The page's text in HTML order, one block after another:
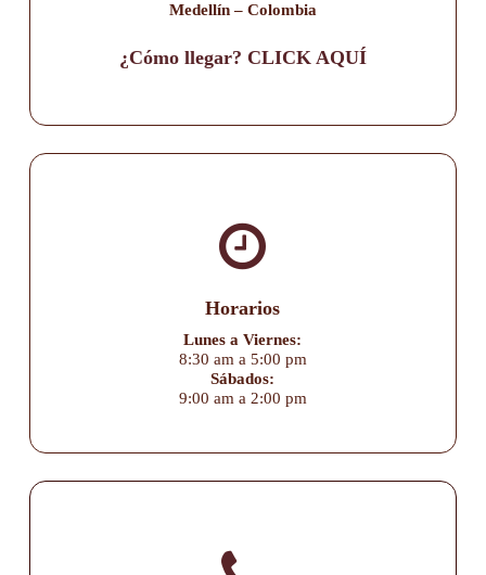
Medellín – Colombia
¿Cómo llegar? CLICK AQUÍ
Horarios
Lunes a Viernes:
8:30 am a 5:00 pm
Sábados:
9:00 am a 2:00 pm